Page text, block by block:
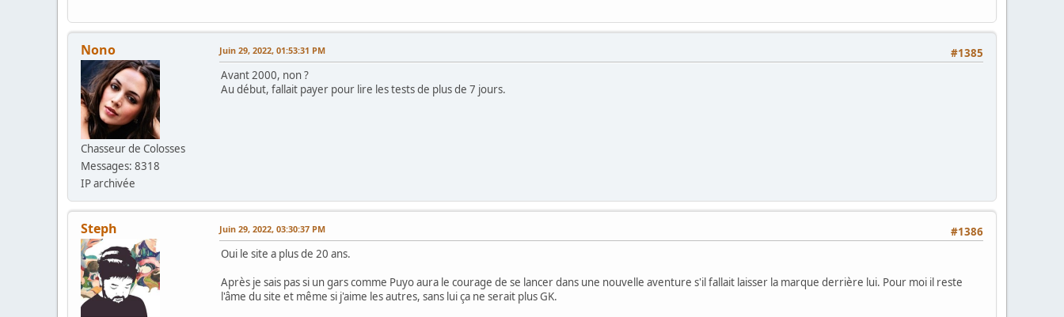
Nono
Chasseur de Colosses
Messages: 8318
IP archivée
#1385
Juin 29, 2022, 01:53:31 PM
Avant 2000, non ?
Au début, fallait payer pour lire les tests de plus de 7 jours.
Steph #1386
Juin 29, 2022, 03:30:37 PM
Oui le site a plus de 20 ans.
Après je sais pas si un gars comme Puyo aura le courage de se lancer dans une nouvelle aventure s'il fallait laisser la marque derrière lui. Pour moi il reste
l'âme du site et même si j'aime les autres, sans lui ça ne serait plus GK.